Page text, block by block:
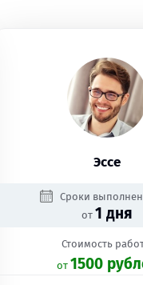
Эссе
Сроки
от 1 дня
Стоимость
oт 1500